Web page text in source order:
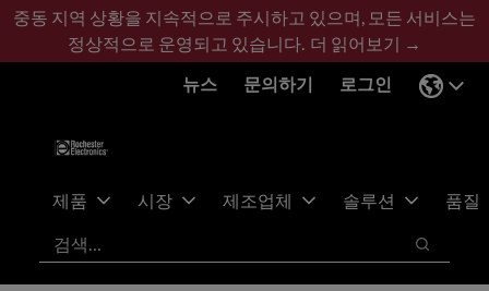
기
콘
바
글
중동 지역 상황을 지속적으로 주시하고 있으며, 모든 서비스는
정상적으로 운영되고 있습니다. 더 읽어보기 →
뉴스
문의하기 로그인
제품 시장 제조업체 솔루션
품질
검색
검색